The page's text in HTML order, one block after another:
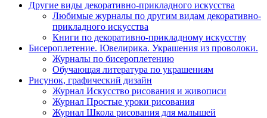
Другие виды декоративно-прикладного искусства
Любимые журналы по другим видам декоративно-
прикладного искусства
Книги по декоративно-прикладному искусству
Бисероплетение. Ювелирика. Украшения из проволоки.
Журналы по бисероплетению
Обучающая литература по украшениям
Рисунок, графический дизайн
Журнал Искусство рисования и живописи
Журнал Простые уроки рисования
Журнал Школа рисования для малышей